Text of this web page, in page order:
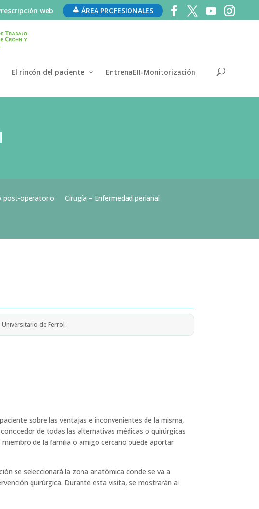
web ÁREA PROFESIONALES
El rincón del paciente EntrenaEII-Monitorización
post-operatorio Cirugía – Enfermedad perianal
Universitario de Ferrol.
sobre las ventajas e inconvenientes de la misma,
de todas las alternativas médicas o quirúrgicas
de la familia o amigo cercano puede aportar
se seleccionará la zona anatómica donde se va a
quirúrgica. Durante esta visita, se mostrarán al